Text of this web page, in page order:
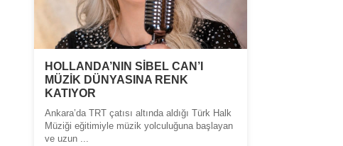
HOLLANDA’NIN SİBEL CAN’I
MÜZİK DÜNYASINA RENK
KATIYOR
Ankara’da TRT çatısı altında aldığı Türk Halk
Müziği eğitimiyle müzik yolculuğuna başlayan
ve uzun ...